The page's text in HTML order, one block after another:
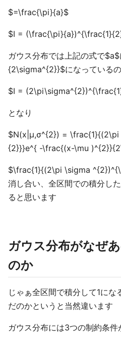
$=\frac{\pi}{a}$
$I =
ガウス分布では上記の式で
{2\sigma^{2}}$になっている
$I =
となり
$N(x|μ,σ^{2}) =
{2}}}e^{ -\frac{(x-\mu
$\frac{1}{(2\pi \sigma
消し合い、全区間での積分し
ると思います
ガウス分布がなぜ
のか
じゃぁ全区間で積分して1に
だのかというと当然違います
ガウス分布には3つの制約条件